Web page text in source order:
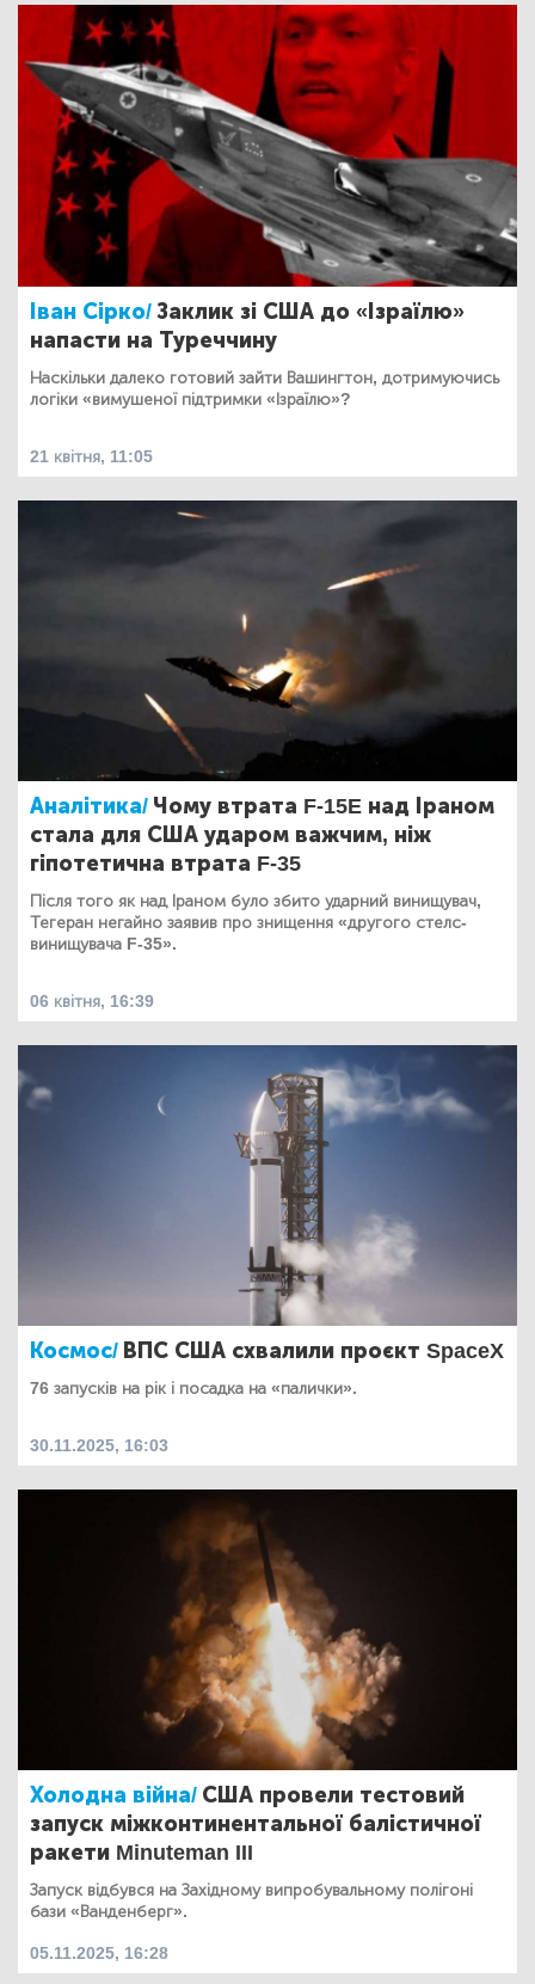
Іван Сірко/Заклик зі США до «Ізраїлю»
напасти на Туреччину
Наскільки далеко готовий зайти Вашингтон, дотримуючись
логіки «вимушеної підтримки «Ізраїлю»?
21 квітня, 11:05
Аналітика/ Чому втрата F-15E над Іраном
стала для США ударом важчим, ніж
гіпотетична втрата F-35
Після того як над Іраном було збито ударний винищувач,
Тегеран негайно заявив про знищення «другого стелс-
винищувача F-35».
06 квітня, 16:39
Космос/ ВПС США схвалили проєкт SpaceX
76 запусків на рік і посадка на «палички».
30.11.2025, 16:03
Холодна війна/ США провели тестовий
запуск міжконтинентальної балістичної
ракети Minuteman III
Запуск відбувся на Західному випробувальному полігоні
бази «Ванденберг».
05.11.2025, 16:28